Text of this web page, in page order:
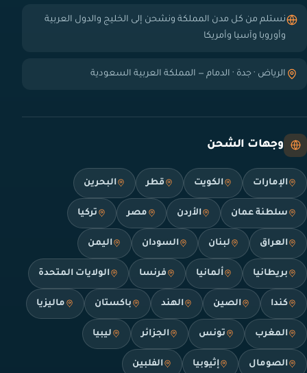
نستلم من كل مدن المملكة ونشحن إلى الخليج والدول العربية
وأوروبا وآسيا وأمريكا
الرياض · جدة · الدمام — المملكة العربية السعودية
وجهات الشحن
الإمارات الكويت قطر البحرين
سلطنة عمان الأردن مصر تركيا
العراق لبنان السودان اليمن
بريطانيا ألمانيا فرنسا الولايات المتحدة
كندا الصين الهند باكستان ماليزيا
المغرب تونس الجزائر ليبيا
الصومال إثيوبيا الفلبين